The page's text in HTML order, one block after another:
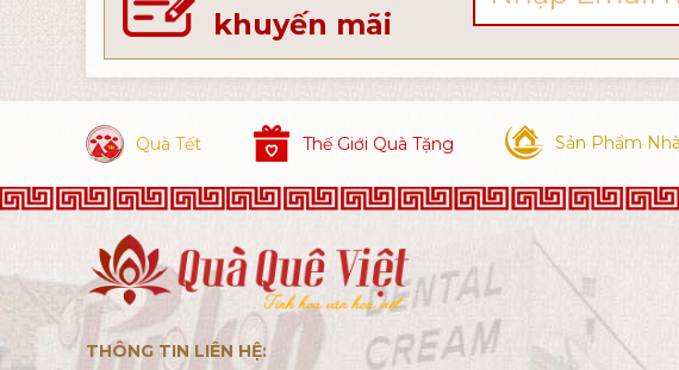
khuyến mãi
Quà Tết Thế Giới Quà Tặng Sản Phẩm
THÔNG TIN LIÊN HỆ: